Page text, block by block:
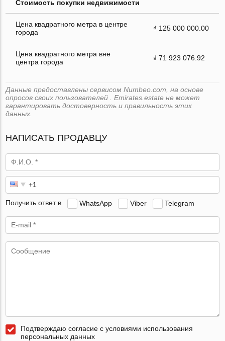
Стоимость покупки недвижимости
Цена квадратного метра в центре
города
₫ 125 000 000.00
Цена квадратного метра вне
центра города
₫ 71 923 076.92
Данные предоставлены сервисом Numbeo.com, на основе
опросов своих пользователей . Emirates.estate не может
гарантировать достоверность и правильность этих
данных.
НАПИСАТЬ ПРОДАВЦУ
Получить ответ в WhatsApp Viber Telegram
Подтверждаю согласие с условиями использования
персональных данных